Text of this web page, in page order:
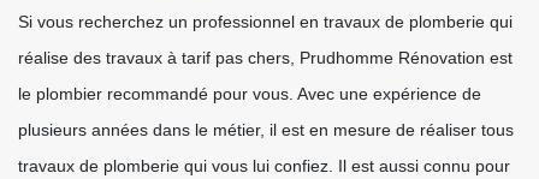
Si vous recherchez un professionnel en travaux de plomberie qui
réalise des travaux à tarif pas chers, Prudhomme Rénovation est
le plombier recommandé pour vous. Avec une expérience de
plusieurs années dans le métier, il est en mesure de réaliser tous
travaux de plomberie qui vous lui confiez. Il est aussi connu pour